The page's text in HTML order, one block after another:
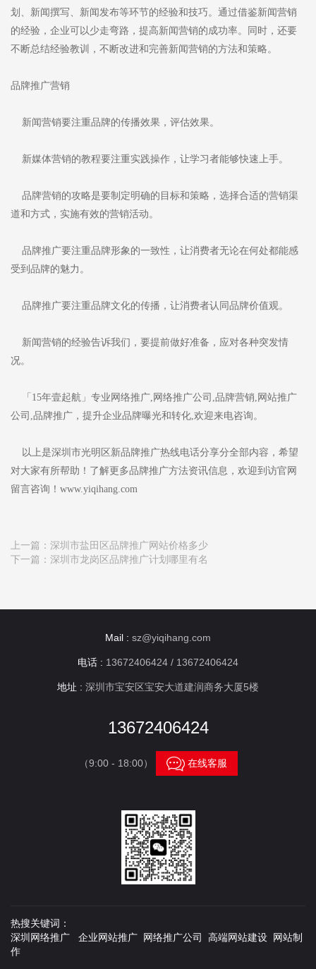
划、新闻撰写、新闻发布等环节的经验和技巧。通过借鉴新闻营销
的经验，企业可以少走弯路，提高新闻营销的成功率。同时，还要
不断总结经验教训，不断改进和完善新闻营销的方法和策略。
品牌推广营销
新闻营销要注重品牌的传播效果，评估效果。
新媒体营销的教程要注重实践操作，让学习者能够快速上手。
品牌营销的攻略是要制定明确的目标和策略，选择合适的营销渠
道和方式，实施有效的营销活动。
品牌推广要注重品牌形象的一致性，让消费者无论在何处都能感
受到品牌的魅力。
品牌推广要注重品牌文化的传播，让消费者认同品牌价值观。
新闻营销的经验告诉我们，要提前做好准备，应对各种突发情
况。
「15年壹起航」专业网络推广,网络推广公司,品牌营销,网站推广
公司,品牌推广，提升企业品牌曝光和转化,欢迎来电咨询。
以上是深圳市光明区新品牌推广热线电话分享分全部内容，希望
对大家有所帮助！了解更多品牌推广方法资讯信息，欢迎到访官网
留言咨询！www.yiqihang.com
上一篇： 深圳市盐田区品牌推广网站价格多少
下一篇： 深圳市龙岗区品牌推广计划哪里有名
Mail : sz@yiqihang.com
电话 : 13672406424 / 13672406424
地址 : 深圳市宝安区宝安大道建润商务大厦5楼
13672406424
（9:00 - 18:00） 在线客服
热搜关键词：
深圳网络推广 企业网站推广 网络推广公司 高端网站建设 网站制
作